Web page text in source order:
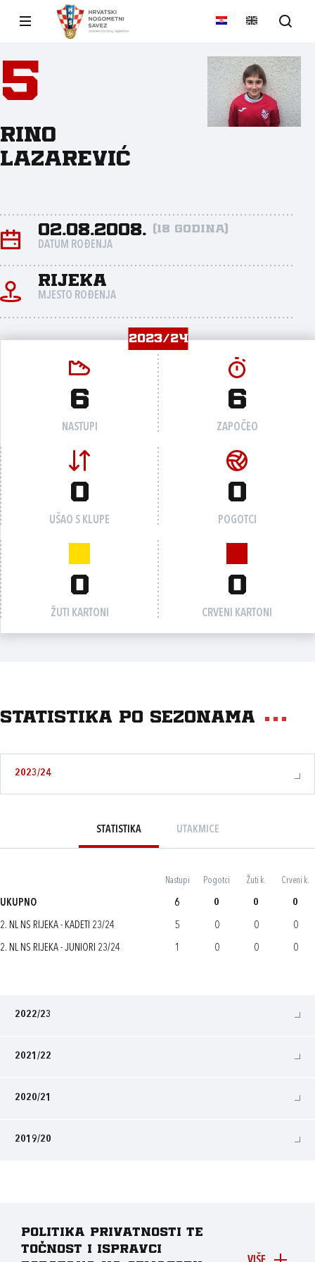
5
Rino
Lazarević
02.08.2008. (18 godina)
DATUM ROĐENJA
Rijeka
MJESTO ROĐENJA
2023/24
6
NASTUPI
6
ZAPOČEO
0
UŠAO S KLUPE
0
POGOTCI
0
ŽUTI KARTONI
0
CRVENI KARTONI
Statistika po sezonama
2023/24
STATISTIKA UTAKMICE
Nastupi Pogotci Žuti k. Crveni k.
UKUPNO 6 0 0 0
2. NL NS RIJEKA - KADETI 23/24 5 0 0 0
2. NL NS RIJEKA - JUNIORI 23/24 1 0 0 0
2022/23
2021/22
2020/21
2019/20
Politika privatnosti te
točnost i ispravci